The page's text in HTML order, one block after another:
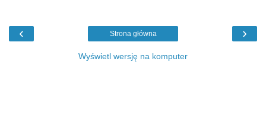
‹ ›
Strona główna
Wyświetl wersję na komputer